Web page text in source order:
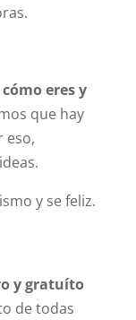
eres y
que hay
eso,
y se feliz.
y gratuíto
de todas